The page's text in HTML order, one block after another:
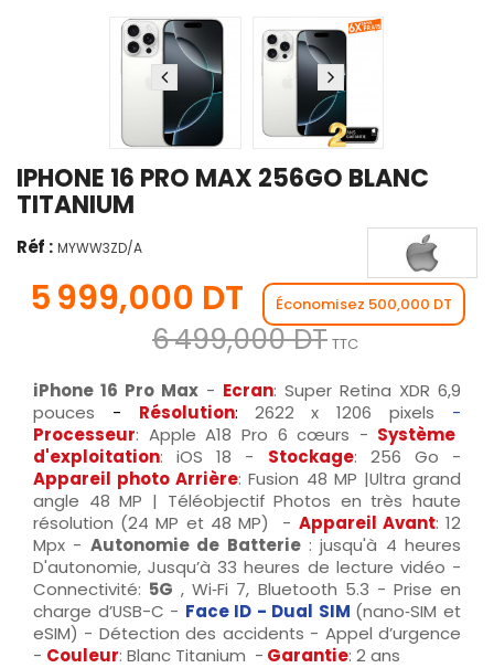
IPHONE 16 PRO MAX 256GO BLANC
TITANIUM
Réf : MYWW3ZD/A
5 999,000 DT Économisez 500,000 DT
6 499,000 DT TTC
iPhone 16 Pro Max - Ecran: Super Retina XDR 6,9
pouces - Résolution: 2622 x 1206 pixels -
Processeur: Apple A18 Pro 6 cœurs - Système
d'exploitation: iOS 18 - Stockage: 256 Go -
Appareil photo Arrière: Fusion 48 MP |Ultra grand
angle 48 MP | Téléobjectif Photos en très haute
résolution (24 MP et 48 MP) - Appareil Avant: 12
Mpx - Autonomie de Batterie: jusqu'à 4 heures
D'autonomie, Jusqu’à 33 heures de lecture vidéo -
Connectivité: 5G , Wi‑Fi 7, Bluetooth 5.3 - Prise en
charge d’USB-C - Face ID - Dual SIM (nano‑SIM et
eSIM) - Détection des accidents - Appel d’urgence
- Couleur: Blanc Titanium - Garantie: 2 ans